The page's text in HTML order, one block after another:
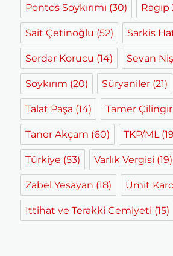
Pontos Soykırımı (30)
Sait Çetinoğlu (52) Sarkis
Serdar Korucu (14) Sevan
Soykırım (20) Süryaniler (21)
Talat Paşa (14) Tamer Çilingir
Taner Akçam (60) TKP/ML
Türkiye (53) Varlık Vergisi (19)
Zabel Yesayan (18) Ümit
İttihat ve Terakki Cemiyeti (15)